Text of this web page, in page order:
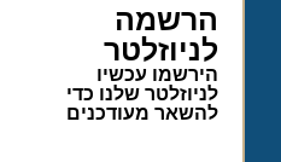
הרשמה
לניוזלטר
הירשמו עכשיו
לניוזלטר שלנו כדי
להשאר מעודכנים